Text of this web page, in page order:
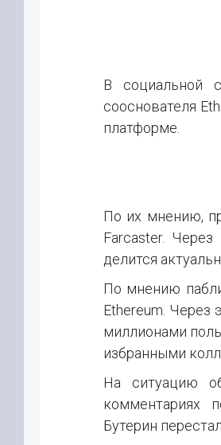
В социальной
сооснователя
платформе.
По их мнению,
Farcaster.
делится
По мнению
Ethereum. Через
миллионами
избранными
На ситуацию
комментариях
Бутерин